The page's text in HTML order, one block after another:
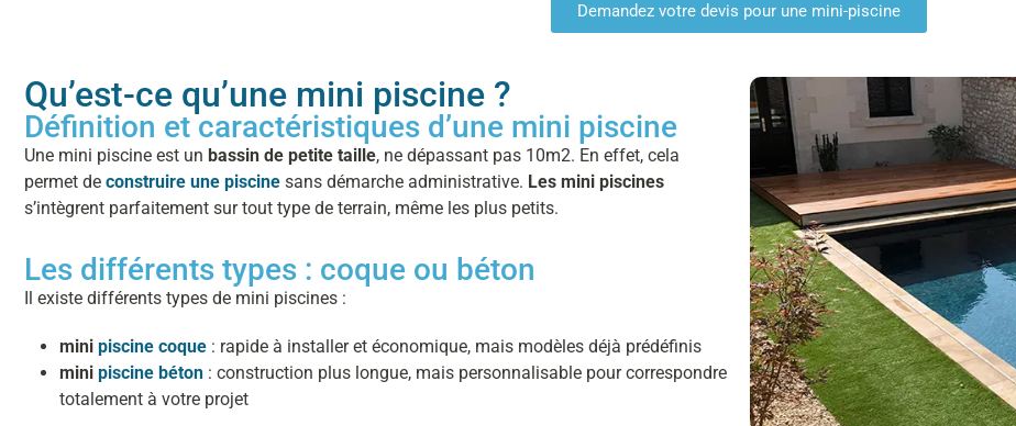
Demandez votre devis pour une mini-piscine
Qu’est-ce qu’une mini piscine ?
Définition et caractéristiques d’une mini piscine
Une mini piscine est un bassin de petite taille, ne dépassant pas 10m2. En effet, cela
permet de construire une piscine sans démarche administrative. Les mini piscines
s’intègrent parfaitement sur tout type de terrain, même les plus petits.
Les différents types : coque ou béton
Il existe différents types de mini piscines :
mini piscine coque : rapide à installer et économique, mais modèles déjà prédéfinis
mini piscine béton : construction plus longue, mais personnalisable pour correspondre
totalement à votre projet